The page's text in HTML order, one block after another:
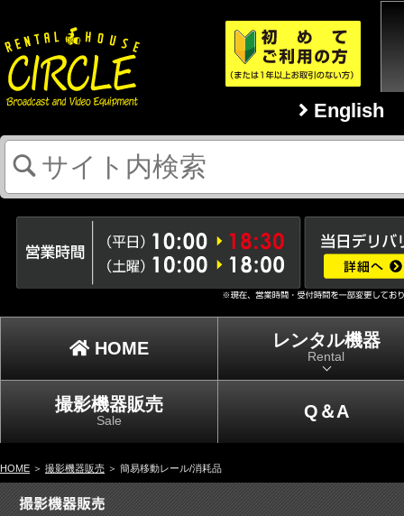
English
HOME レンタル機器
Rental
撮影機器販売
Sale Q＆A
HOME ＞ 撮影機器販売 ＞ 簡易移動レール/消耗品